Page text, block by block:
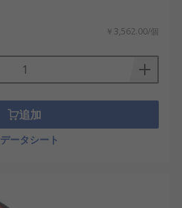
￥3,562.00/個
追加
データシート